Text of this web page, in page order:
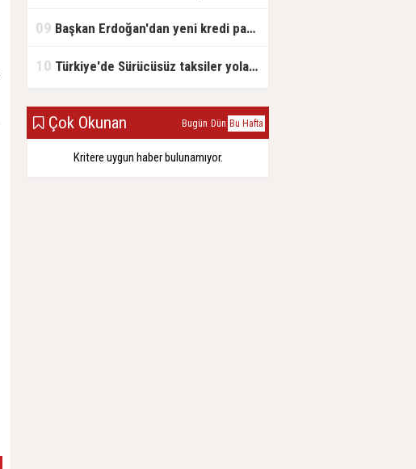
09 Başkan Erdoğan'dan yeni kredi paketi müjdesi: 6 ay geri ödemesiz, 36 ay vadeli
10 Türkiye'de Sürücüsüz taksiler yola çıkmaya hazırlanıyor
Çok Okunan Bugün Dün Bu Hafta
Kritere uygun haber bulunamıyor.